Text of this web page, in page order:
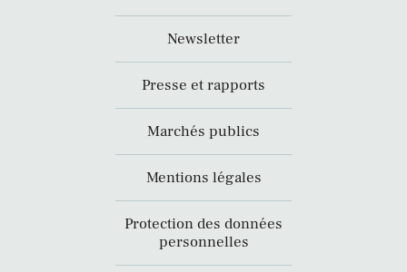
Newsletter
Presse et rapports
Marchés publics
Mentions légales
Protection des données
personnelles